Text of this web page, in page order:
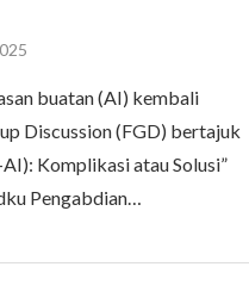
buatan (AI) kembali
Discussion (FGD) bertajuk
Komplikasi atau Solusi”
Pengabdian…